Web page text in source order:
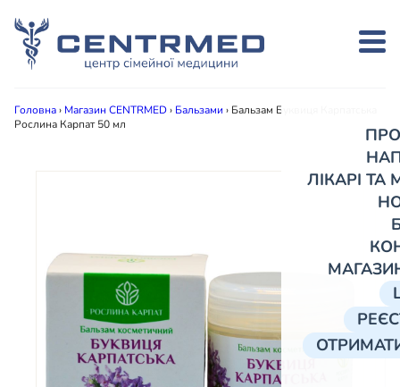
ЛІКАРІ
Головна› Магазин CENTRMED› Бальзами › Бальзам Буквиця Карпатська
Рослина Карпат 50 мл